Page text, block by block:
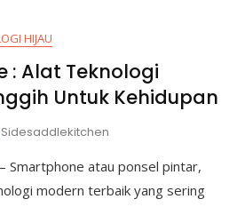
HIJAU
: Alat Teknologi
Untuk Kehidupan
Sidesaddlekitchen
Smartphone atau ponsel pintar,
modern terbaik yang sering